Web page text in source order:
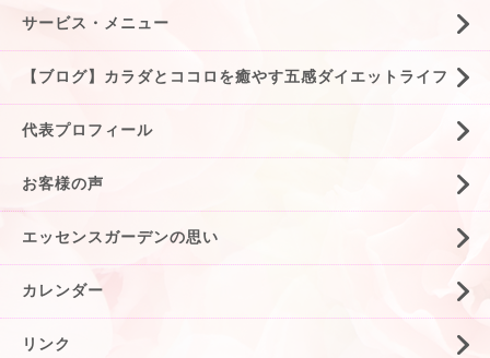
サービス・メニュー
【ブログ】カラダとココロを癒やす五感ダイエットライフ
代表プロフィール
お客様の声
エッセンスガーデンの思い
カレンダー
リンク